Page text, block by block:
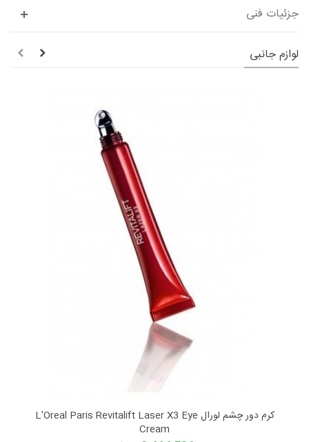
جزئیات فنی
لوازم جانبی
کرم دور چشم لورال L'Oreal Paris Revitalift Laser X3 Eye
Cream